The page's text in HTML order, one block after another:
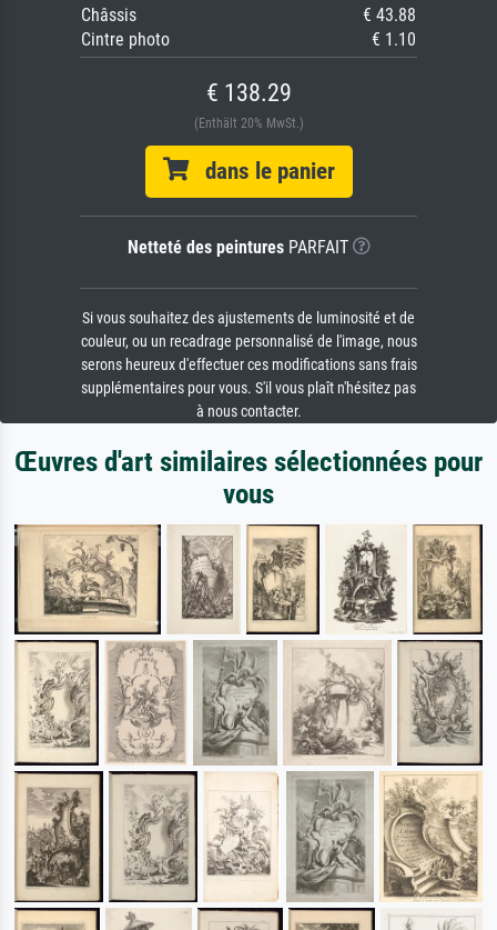
Châssis
€ 43.88
Cintre photo
€ 1.10
€ 138.29
(Enthält 20% MwSt.)
dans le panier
Netteté des peinturesPARFAIT
Si vous souhaitez des ajustements de luminosité et de
couleur, ou un recadrage personnalisé de l'image, nous
serons heureux d'effectuer ces modifications sans frais
supplémentaires pour vous. S'il vous plaît n'hésitez pas
à nous contacter.
Œuvres d'art similaires sélectionnées pour
vous